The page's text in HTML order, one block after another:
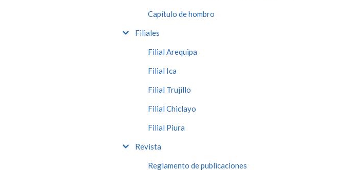
Capítulo de hombro
Filiales
Filial Arequipa
Filial Ica
Filial Trujillo
Filial Chiclayo
Filial Piura
Revista
Reglamento de publicaciones